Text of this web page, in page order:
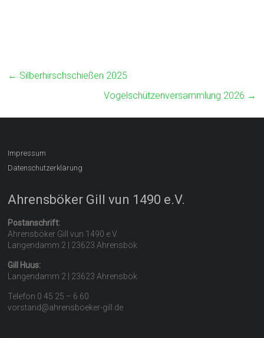
← Silberhirschschießen 2025
Vogelschützenversammlung 2026 →
Impressum
Datenschutzerklärung
Ahrensböker Gill vun 1490 e.V.
Postanschrift:
Ahrensböker Gill vun 1490 e.V.
Langendamm 2 | 23623 Ahrensbök
Gill Huus:
Langendamm 2 | 23623 Ahrensbök
Telefon 0 45 25 – 6 60
vorstand@ahrensboeker-gill.de